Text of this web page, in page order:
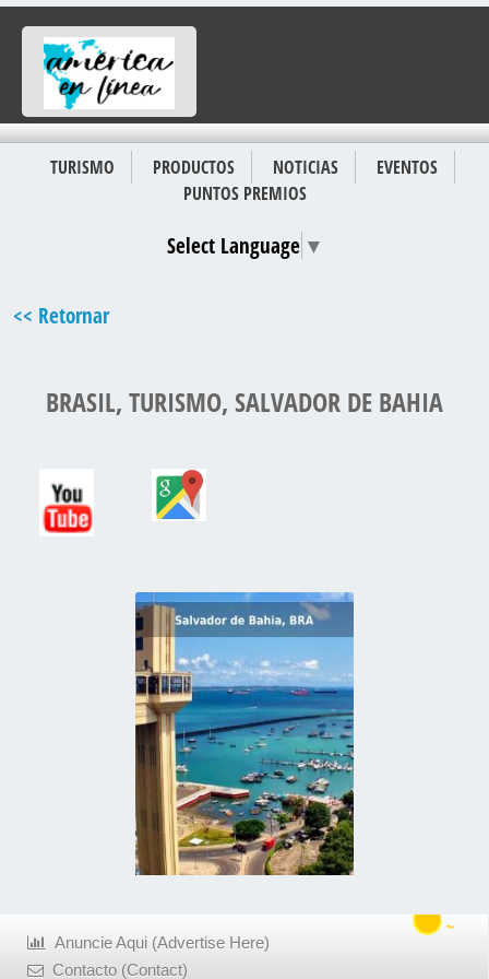
TURISMO PRODUCTOS NOTICIAS
EVENTOS
PUNTOS PREMIOS
Select Language ▼
<< Retornar
BRASIL, TURISMO, SALVADOR DE BAHIA
Anuncie Aqui (Advertise Here)
Contacto (Contact)